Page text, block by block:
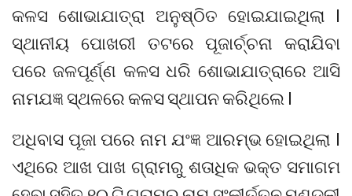
କଳସ ଶୋଭାଯାତ୍ରା ଅନୁଷ୍ଠିତ ହୋଇଯାଇଥିଲା l
ସ୍ଥାନୀୟ ପୋଖରୀ ତଟରେ ପୂଜାର୍ଚ୍ଚନା କରାଯିବା
ପରେ ଜଳପୂର୍ଣ୍ଣ କଳସ ଧରି ଶୋଭାଯାତ୍ରାରେ ଆସି
ନାମଯଜ୍ଞ ସ୍ଥଳରେ କଳସ ସ୍ଥାପନ କରିଥିଲେ l
ଅଧିବାସ ପୂଜା ପରେ ନାମ ଯଂଜ୍ଞ ଆରମ୍ଭ ହୋଇଥିଲା l
ଏଥିରେ ଆଖ ପାଖ ଗ୍ରାମରୁ ଶତାଧିକ ଭକ୍ତ ସମାଗମ